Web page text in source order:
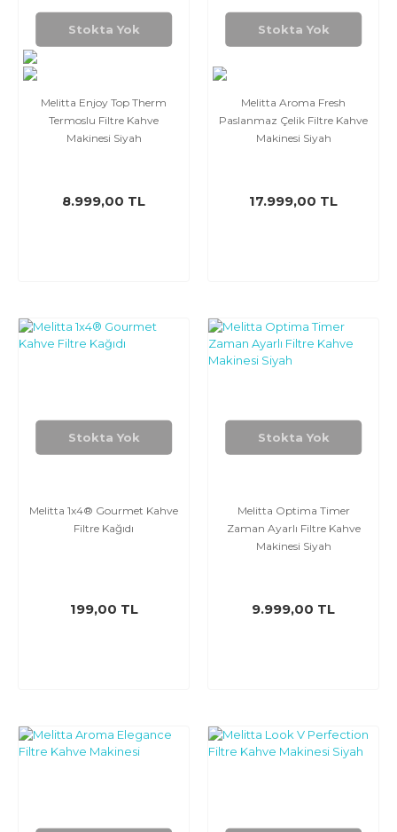
Stokta Yok
Melitta Enjoy Top Therm
Termoslu Filtre Kahve
Makinesi Siyah
8.999,00 TL
Stokta Yok
Melitta Aroma Fresh
Paslanmaz Çelik Filtre Kahve
Makinesi Siyah
17.999,00 TL
Stokta Yok
Melitta 1x4® Gourmet Kahve
Filtre Kağıdı
199,00 TL
Stokta Yok
Melitta Optima Timer
Zaman Ayarlı Filtre Kahve
Makinesi Siyah
9.999,00 TL